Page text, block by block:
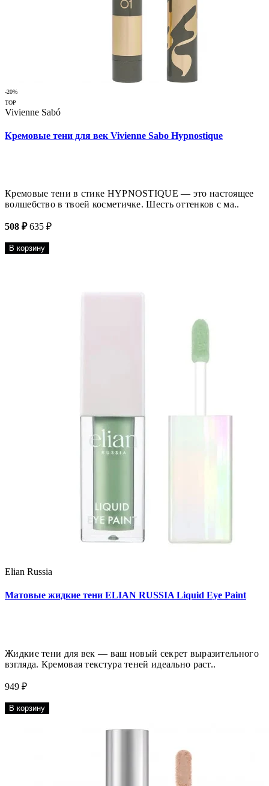
-20%
TOP
Vivienne Sabó
Кремовые тени для век Vivienne Sabo Hypnostique
Кремовые тени в стике HYPNOSTIQUE — это настоящее
волшебство в твоей косметичке. Шесть оттенков с ма..
508 ₽ 635 ₽
В корзину
Elian Russia
Матовые жидкие тени ELIAN RUSSIA Liquid Eye Paint
Жидкие тени для век — ваш новый секрет выразительного
взгляда. Кремовая текстура теней идеально раст..
949 ₽
В корзину